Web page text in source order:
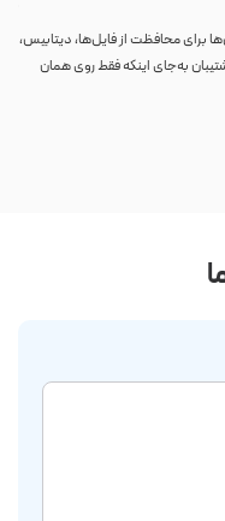
برای محافظت از فایل‌ها، دیتابیس،
به‌جای اینکه فقط روی همان
بنابراین خرابی سرور، هک